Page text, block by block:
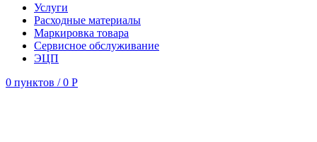
Услуги
Расходные материалы
Маркировка товара
Сервисное обслуживание
ЭЦП
0 пунктов / 0 Р